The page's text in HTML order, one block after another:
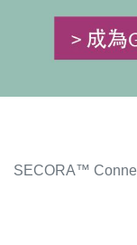
SECORA™